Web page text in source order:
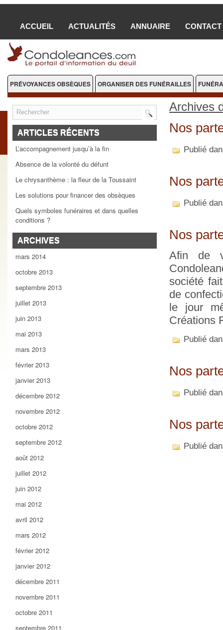
ACCUEIL ACTUALITÉS ANNUAIRE CONTACT
PRÉVOYANCES OBSÈQUES ORGANISER DES FUNÉRAILLES
ARTICLES RÉCENTS
L’accompagnement jusqu’à la fin
Absence de la volonté du défunt
Le chrysanthème : la fleur de la Toussaint
Les solutions pour financer des obsèques
Quels symboles funéraires et dans quelles
conditions ?
ARCHIVES
mars 2014
octobre 2013
septembre 2013
juillet 2013
juin 2013
mai 2013
mars 2013
février 2013
janvier 2013
décembre 2012
novembre 2012
octobre 2012
septembre 2012
août 2012
juillet 2012
juin 2012
mai 2012
avril 2012
mars 2012
février 2012
janvier 2012
décembre 2011
novembre 2011
octobre 2011
septembre 2011
Archives
Nos
Publié
Nos
Publié
Nos
Afin de
société
de
le jour
Créations
Publié
Nos
Publié
Nos
Publié